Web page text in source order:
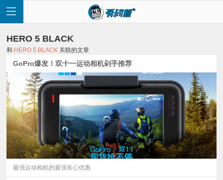
首
页
快
讯
HERO 5 BLACK
和 HERO 5 BLACK 关联的文章
GoPro爆发！双十一运动相机剁手推荐
最强运动相机的最强良心优惠